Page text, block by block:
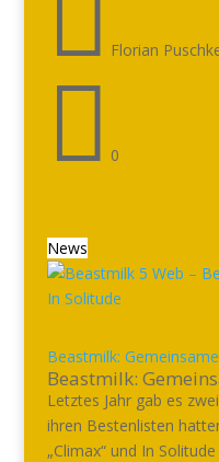
Florian
 0
News
Beastmilk:
Beastmilk:
Letztes Jahr gab es
ihren Bestenlisten
„Climax“ und In